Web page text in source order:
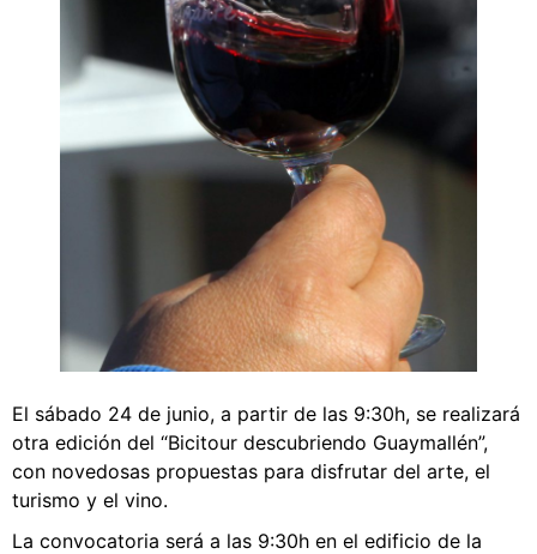
El sábado 24 de junio, a partir de las 9:30h, se realizará
otra edición del “Bicitour descubriendo Guaymallén”,
con novedosas propuestas para disfrutar del arte, el
turismo y el vino.
La convocatoria será a las 9:30h en el edificio de la